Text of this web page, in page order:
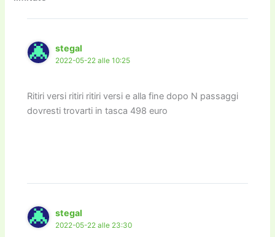
o
k
stegal
2022-05-22 alle 10:25
Ritiri versi ritiri ritiri versi e alla fine dopo N passaggi
dovresti trovarti in tasca 498 euro
stegal
2022-05-22 alle 23:30